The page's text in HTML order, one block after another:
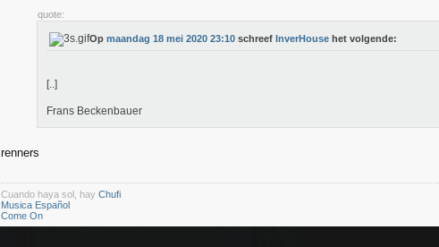
quote:
Op maandag 18 mei 2020 23:10 schreef InverHouse het volgende:
[..]
Frans Beckenbauer
renners
Cuando haya sol, hay Chufi
Musica Español
Come On